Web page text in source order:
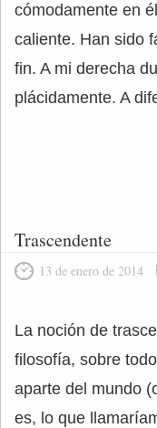
cómodamente en
caliente. Han sido
fin. A mi derecha
plácidamente. A
Trascendente
13 de enero de 2014
La noción de
filosofía, sobre
aparte del mundo
es, lo que